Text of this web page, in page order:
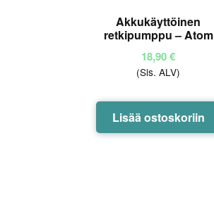
Akkukäyttöinen
retkipumppu – Atom
18,90€
(Sis. ALV)
Lisää ostoskoriin